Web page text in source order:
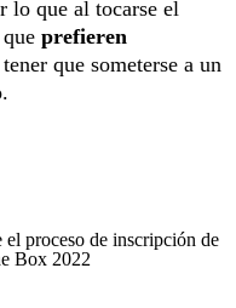
lo que al tocarse el
prefieren
que someterse a un
proceso de inscripción de
Box 2022